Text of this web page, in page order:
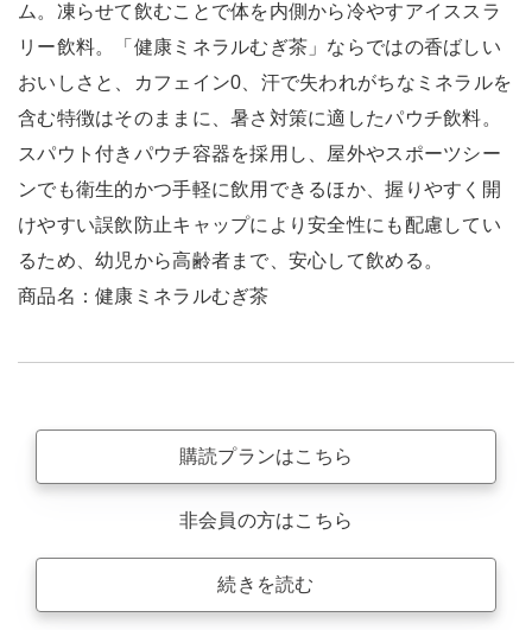
ム。凍らせて飲むことで体を内側から冷やすアイススラ
リー飲料。「健康ミネラルむぎ茶」ならではの香ばしい
おいしさと、カフェイン0、汗で失われがちなミネラルを
含む特徴はそのままに、暑さ対策に適したパウチ飲料。
スパウト付きパウチ容器を採用し、屋外やスポーツシー
ンでも衛生的かつ手軽に飲用できるほか、握りやすく開
けやすい誤飲防止キャップにより安全性にも配慮してい
るため、幼児から高齢者まで、安心して飲める。
商品名：健康ミネラルむぎ茶
購読プランはこちら
非会員の方はこちら
続きを読む